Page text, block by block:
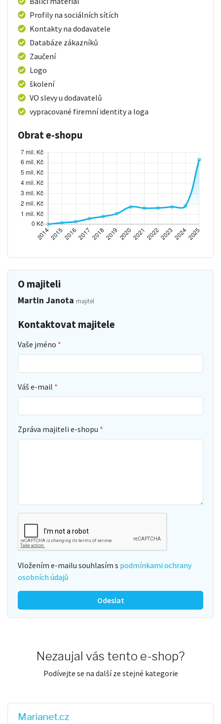
Profily na sociálních sítích
Kontakty na dodavatele
Databáze zákazníků
Zaučení
Logo
školení
VO slevy u dodavatelů
vypracované firemní identity a loga
Obrat e-shopu
O majiteli
Martin Janota majitel
Kontaktovat majitele
Vaše jméno
Váš e-mail
Zpráva majiteli e-shopu
Vložením e-mailu souhlasím s podmínkami ochrany
osobních údajů
Odeslat
Nezaujal vás tento e-shop?
Podívejte se na další ze stejné kategorie
Marianet.cz